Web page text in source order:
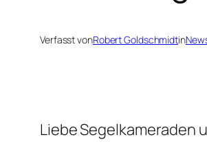
Verfasst vonRobert Goldschmidtin
Liebe Segelkameraden